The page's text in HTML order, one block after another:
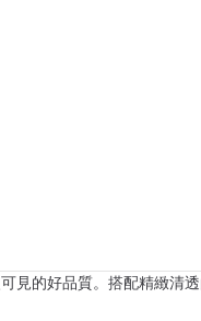
的好品質。搭配精緻清